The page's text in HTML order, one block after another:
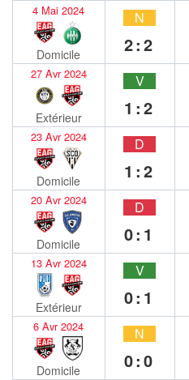
4 Mai 2024
Domicile
N
2:2
27 Avr 2024
Extérieur
V
1:2
23 Avr 2024
Domicile
D
1:2
20 Avr 2024
Domicile
D
0:1
13 Avr 2024
Extérieur
V
0:1
6 Avr 2024
Domicile
N
0:0